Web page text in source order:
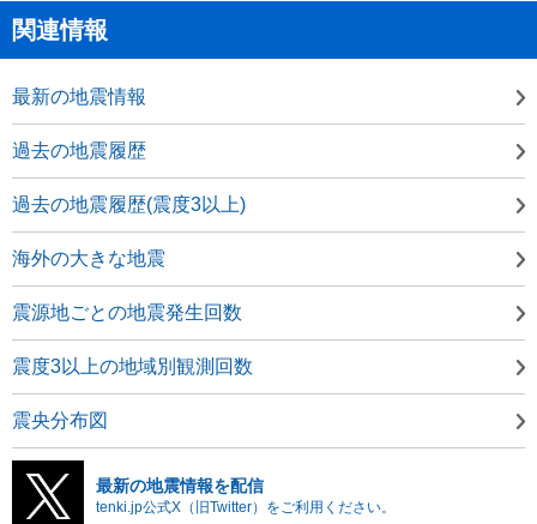
関連情報
最新の地震情報
過去の地震履歴
過去の地震履歴(震度3以上)
海外の大きな地震
震源地ごとの地震発生回数
震度3以上の地域別観測回数
震央分布図
最新の地震情報を配信
tenki.jp公式X（旧Twitter）をご利用ください。